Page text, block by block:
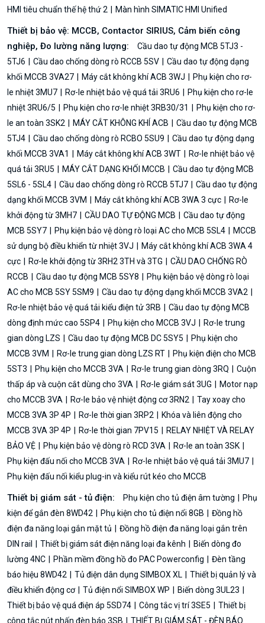
HMI tiêu chuẩn thế hệ thứ 2
Màn hình SIMATIC HMI Unified
Thiết bị bảo vệ: MCCB, Contactor SIRIUS, Cảm biến công
nghiệp, Đo lường năng lượng:
Cầu dao tự động MCB 5TJ3 -
5TJ6
Cầu dao chống dòng rò RCCB 5SV
Cầu dao tự động dạng
khối MCCB 3VA27
Máy cắt không khí ACB 3WJ
Phụ kiện cho rơ-
le nhiệt 3MU7
Rơ-le nhiệt bảo vệ quá tải 3RU6
Phụ kiện cho rơ-le
nhiệt 3RU6/5
Phụ kiện cho rơ-le nhiệt 3RB30/31
Phụ kiện cho rơ-
le an toàn 3SK2
MÁY CẮT KHÔNG KHÍ ACB
Cầu dao tự động MCB
5TJ4
Cầu dao chống dòng rò RCBO 5SU9
Cầu dao tự động dạng
khối MCCB 3VA1
Máy cắt không khí ACB 3WT
Rơ-le nhiệt bảo vệ
quá tải 3RU5
MÁY CẮT DẠNG KHỐI MCCB
Cầu dao tự động MCB
5SL6 - 5SL4
Cầu dao chống dòng rò RCCB 5TJ7
Cầu dao tự động
dạng khối MCCB 3VM
Máy cắt không khí ACB 3WA 3 cực
Rơ-le
khởi động từ 3MH7
CẦU DAO TỰ ĐỘNG MCB
Cầu dao tự động
MCB 5SY7
Phụ kiện bảo vệ dòng rò loại AC cho MCB 5SL4
MCCB
sử dụng bộ điều khiển từ nhiệt 3VJ
Máy cắt không khí ACB 3WA 4
cực
Rơ-le khởi động từ 3RH2 3TH và 3TG
CẦU DAO CHỐNG RÒ
RCCB
Cầu dao tự động MCB 5SY8
Phụ kiện bảo vệ dòng rò loại
AC cho MCB 5SY 5SM9
Cầu dao tự động dạng khối MCCB 3VA2
Rơ-le nhiệt bảo vệ quá tải kiểu điện tử 3RB
Cầu dao tự động MCB
dòng định mức cao 5SP4
Phụ kiện cho MCCB 3VJ
Rơ-le trung
gian dòng LZS
Cầu dao tự động MCB DC 5SY5
Phụ kiện cho
MCCB 3VM
Rơ-le trung gian dòng LZS RT
Phụ kiện điện cho MCB
5ST3
Phụ kiện cho MCCB 3VA Rơ-le trung gian dòng 3RQ
Cuộn
thấp áp và cuộn cắt dùng cho 3VA
Rơ-le giám sát 3UG
Motor nạp
cho MCCB 3VA
Rơ-le bảo vệ nhiệt động cơ 3RN2
Tay xoay cho
MCCB 3VA 3P 4P
Rơ-le thời gian 3RP2
Khóa và liên động cho
MCCB 3VA 3P 4P
Rơ-le thời gian 7PV15
RELAY NHIỆT VÀ RELAY
BẢO VỆ
Phụ kiện bảo vệ dòng rò RCD 3VA
Rơ-le an toàn 3SK
Phụ kiện đấu nối cho MCCB 3VA
Rơ-le nhiệt bảo vệ quá tải 3MU7
Phụ kiện đấu nối kiểu plug-in và kiểu rút kéo cho MCCB
Thiết bị giám sát - tủ điện: Phụ kiện cho tủ điện âm tường
Phụ
kiện để gắn đèn 8WD42
Phụ kiện cho tủ điện nổi 8GB
Đồng hồ
điện đa năng loại gắn mặt tủ
Đồng hồ điện đa năng loại gắn trên
DIN rail
Thiết bị giám sát điện năng loại đa kênh
Biến dòng đo
lường 4NC
Phần mềm đồng hồ đo PAC Powerconfig
Đèn tầng
báo hiệu 8WD42
Tủ điện dân dụng SIMBOX XL
Thiết bị quản lý và
điều khiển động cơ
Tủ điện nổi SIMBOX WP
Biến dòng 3UL23
Thiết bị bảo vệ quá điện áp 5SD74
Công tắc vị trí 3SE5
Thiết bị
công tắc nút nhấn đèn báo 3SB
THIẾT BỊ GIÁM SÁT - ĐÈN BÁO